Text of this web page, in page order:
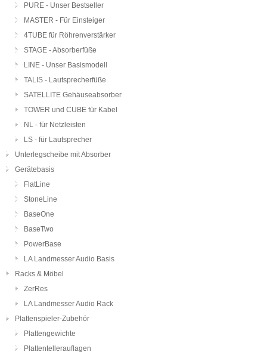
PURE - Unser Bestseller
MASTER - Für Einsteiger
4TUBE für Röhrenverstärker
STAGE - Absorberfüße
LINE - Unser Basismodell
TALIS - Lautsprecherfüße
SATELLITE Gehäuseabsorber
TOWER und CUBE für Kabel
NL - für Netzleisten
LS - für Lautsprecher
Unterlegscheibe mit Absorber
Gerätebasis
FlatLine
StoneLine
BaseOne
BaseTwo
PowerBase
LA Landmesser Audio Basis
Racks & Möbel
ZerRes
LA Landmesser Audio Rack
Plattenspieler-Zubehör
Plattengewichte
Plattentellerauflagen